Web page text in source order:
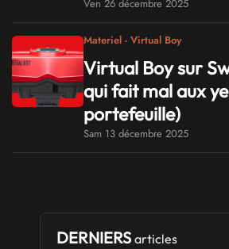
Ven 26 décembre 2025
Materiel - Virtual Boy
Virtual Boy sur
qui fait mal aux
portefeuille)
Sam 13 décembre 2025
DERNIERS articles